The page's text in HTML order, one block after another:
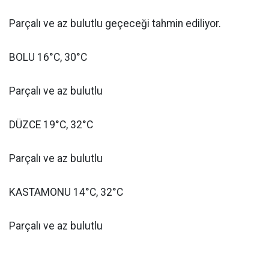
Parçalı ve az bulutlu geçeceği tahmin ediliyor.
BOLU 16°C, 30°C
Parçalı ve az bulutlu
DÜZCE 19°C, 32°C
Parçalı ve az bulutlu
KASTAMONU 14°C, 32°C
Parçalı ve az bulutlu